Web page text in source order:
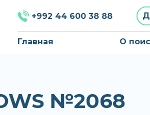
+992 44 600 38 88
Главная О
№2068